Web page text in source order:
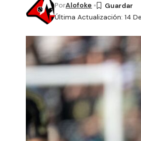
Última Actualización: 14
PorAlofoke